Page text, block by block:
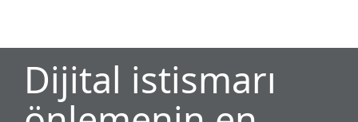
Dijital istismarı